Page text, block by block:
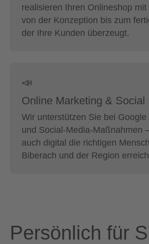
realisieren Ihren Onlineshop
von der Konzeption bis zum
der Ihre Kunden überzeugt.
📣
Online Marketing & Social
Wir unterstützen Sie bei Google
und Social-Media-Maßnahmen
auch digital die richtigen
Biberach und der Region
Persönlich für